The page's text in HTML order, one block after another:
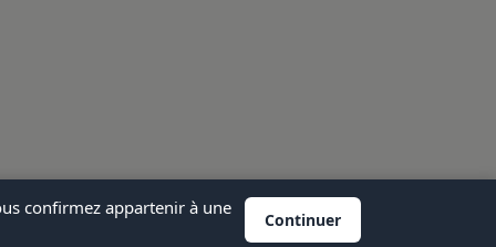
confirmez appartenir à une
Continuer